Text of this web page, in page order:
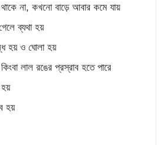
থাকে না, কখনো বাড়ে আবার কমে যায়
ব্যথা হয়
হয় ও ঘোলা হয়
কিংবা লাল রঙের প্রস্রাব হতে পারে
হয়